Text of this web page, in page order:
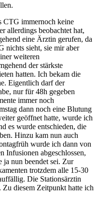
CTG immernoch keine
allerdings beobachtet hat,
eine Ärztin gerufen, da
nichts sieht, sie mir aber
weiteren
der stärkste
hatten. Ich bekam die
Eigentlich darf der
nur für 48h gegeben
immer noch
dann noch eine Blutung
geöffnet hatte, wurde ich
es wurde entschieden, die
Hinzu kam nun auch
wurde ich dann von
Infusionen abgeschlossen,
nun beendet sei. Zur
trotzdem alle 15-30
Die Stationsärztin
Zu diesem Zeitpunkt hatte ich